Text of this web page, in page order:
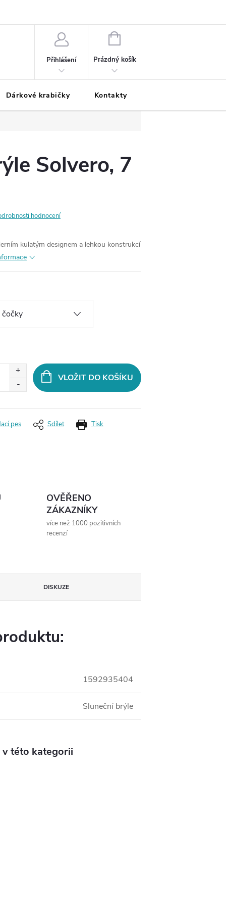
Přihlášení
NÁKUPNÍ
Prázdný košík
Dárkové krabičky Kontakty
Solvero, 7
hodnocení
kulatým designem a lehkou konstrukcí
VLOŽIT DO KOŠÍKU
Tisk
pes Sdílet
OVĚŘENO
ZÁKAZNÍKY
více než 1000 pozitivních
recenzí
DISKUZE
1592935404
Sluneční brýle
této kategorii